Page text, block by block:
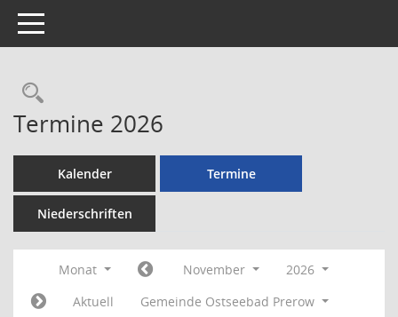
Toggle navigation
Rechercheauswahl
Termine 2026
Kalender Termine
Niederschriften
Monat November
2026
Aktuell
Gemeinde Ostseebad Prerow